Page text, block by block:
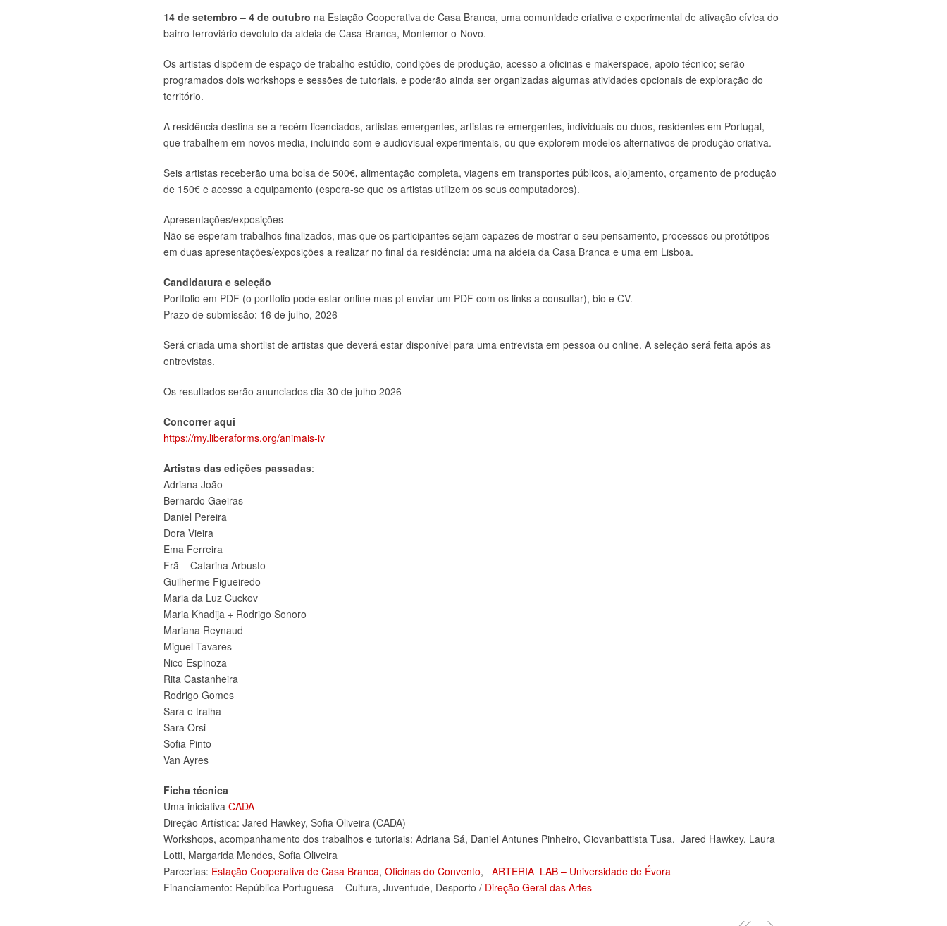
14 de setembro – 4 de outubro na Estação Cooperativa de Casa Branca, uma comunidade criativa e experimental de ativação cívica do
bairro ferroviário devoluto da aldeia de Casa Branca, Montemor-o-Novo.
Os artistas dispõem de espaço de trabalho estúdio, condições de produção, acesso a oficinas e makerspace, apoio técnico; serão
programados dois workshops e sessões de tutoriais, e poderão ainda ser organizadas algumas atividades opcionais de exploração do
território.
A residência destina-se a recém-licenciados, artistas emergentes, artistas re-emergentes, individuais ou duos, residentes em Portugal,
que trabalhem em novos media, incluindo som e audiovisual experimentais, ou que explorem modelos alternativos de produção criativa.
Seis artistas receberão uma bolsa de 500€, alimentação completa, viagens em transportes públicos, alojamento, orçamento de produção
de 150€ e acesso a equipamento (espera-se que os artistas utilizem os seus computadores).
Apresentações/exposições
Não se esperam trabalhos finalizados, mas que os participantes sejam capazes de mostrar o seu pensamento, processos ou protótipos
em duas apresentações/exposições a realizar no final da residência: uma na aldeia da Casa Branca e uma em Lisboa.
Candidatura e seleção
Portfolio em PDF (o portfolio pode estar online mas pf enviar um PDF com os links a consultar), bio e CV.
Prazo de submissão: 16 de julho, 2026
Será criada uma shortlist de artistas que deverá estar disponível para uma entrevista em pessoa ou online. A seleção será feita após as
entrevistas.
Os resultados serão anunciados dia 30 de julho 2026
Concorrer aqui
https://my.liberaforms.org/animais-iv
Artistas das edições passadas:
Adriana João
Bernardo Gaeiras
Daniel Pereira
Dora Vieira
Ema Ferreira
Frã – Catarina Arbusto
Guilherme Figueiredo
Maria da Luz Cuckov
Maria Khadija + Rodrigo Sonoro
Mariana Reynaud
Miguel Tavares
Nico Espinoza
Rita Castanheira
Rodrigo Gomes
Sara e tralha
Sara Orsi
Sofia Pinto
Van Ayres
Ficha técnica
Uma iniciativa CADA
Direção Artística: Jared Hawkey, Sofia Oliveira (CADA)
Workshops, acompanhamento dos trabalhos e tutoriais: Adriana Sá, Daniel Antunes Pinheiro, Giovanbattista Tusa, Jared Hawkey, Laura
Lotti, Margarida Mendes, Sofia Oliveira
Parcerias: Estação Cooperativa de Casa Branca, Oficinas do Convento,
_ARTERIA_LAB – Universidade de Évora
Financiamento: República Portuguesa – Cultura, Juventude, Desporto / Direção Geral das Artes